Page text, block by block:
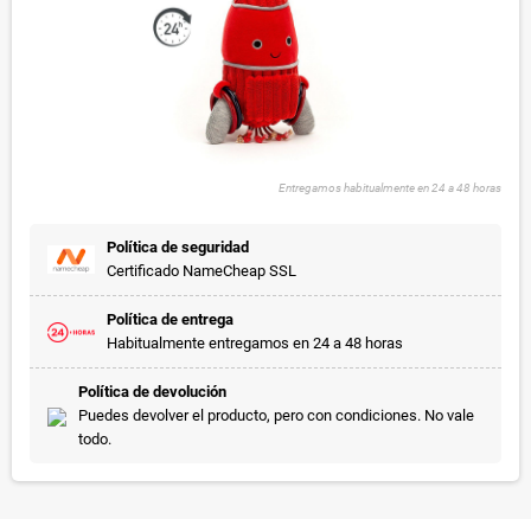
Entregamos habitualmente en 24 a 48 horas
Política de seguridad
Certificado NameCheap SSL
Política de entrega
Habitualmente entregamos en 24 a 48 horas
Política de devolución
Puedes devolver el producto, pero con condiciones. No vale
todo.